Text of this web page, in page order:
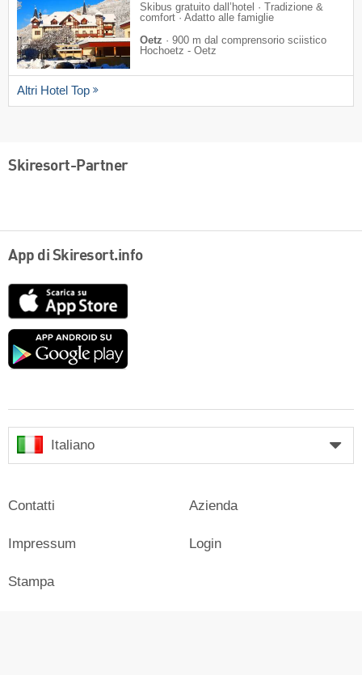
Skibus gratuito dall’hotel · Tradizione &
comfort · Adatto alle famiglie
Oetz · 900 m dal comprensorio sciistico
Hochoetz - Oetz
Altri Hotel Top
Skiresort-Partner
App di Skiresort.info
Google
Italiano
Contatti
Impressum
Stampa
Azienda
Login